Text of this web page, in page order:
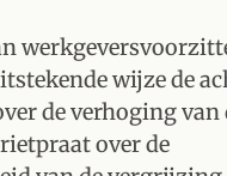
wijze de
de verhoging van
over de